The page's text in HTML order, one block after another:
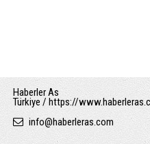
Haberler As
Türkiye / https://
info@haberleras.com